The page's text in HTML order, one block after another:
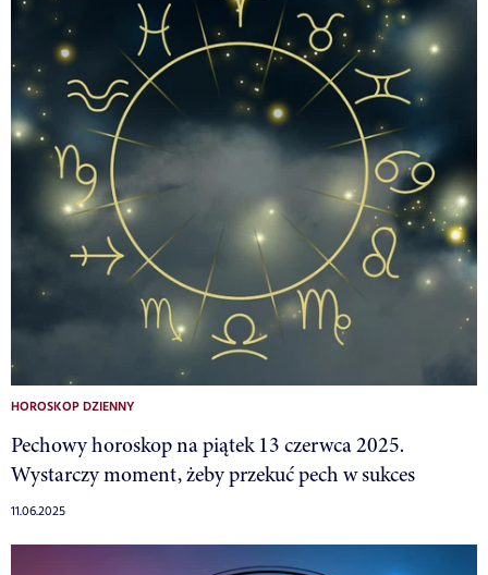
HOROSKOP DZIENNY
Pechowy horoskop na piątek 13 czerwca 2025.
Wystarczy moment, żeby przekuć pech w sukces
11.06.2025